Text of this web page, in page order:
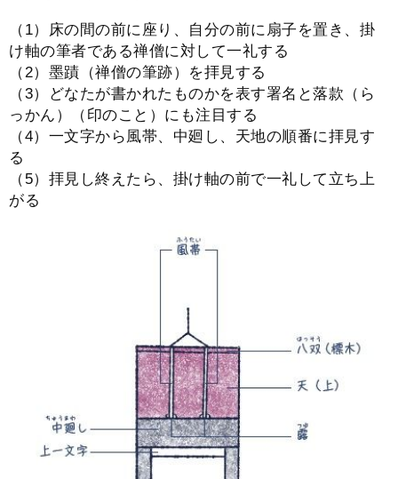
（1）床の間の前に座り、自分の前に扇子を置き、掛
け軸の筆者である禅僧に対して一礼する
（2）墨蹟（禅僧の筆跡）を拝見する
（3）どなたが書かれたものかを表す署名と落款（ら
っかん）（印のこと）にも注目する
（4）一文字から風帯、中廻し、天地の順番に拝見す
る
（5）拝見し終えたら、掛け軸の前で一礼して立ち上
がる